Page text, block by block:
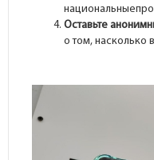
Оставьте
о том, насколько